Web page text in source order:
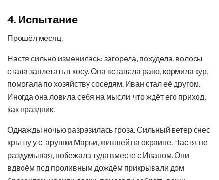
4. Испытание
Прошёл месяц.
Настя сильно изменилась: загорела, похудела, волосы
стала заплетать в косу. Она вставала рано, кормила кур,
помогала по хозяйству соседям. Иван стал её другом.
Иногда она ловила себя на мысли, что ждёт его приход,
как праздник.
Однажды ночью разразилась гроза. Сильный ветер снес
крышу у старушки Марьи, жившей на окраине. Настя, не
раздумывая, побежала туда вместе с Иваном. Они
вдвоём под проливным дождём прикрывали дом